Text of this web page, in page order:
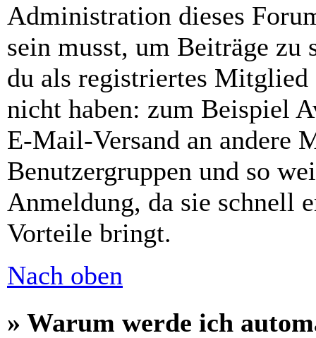
Administration dieses
sein musst, um Beiträge
du als registriertes Mitglied
nicht haben: zum Beispiel
E-Mail-Versand an andere
Benutzergruppen und so
Anmeldung, da sie schnell
Vorteile bringt.
Nach oben
» Warum werde ich